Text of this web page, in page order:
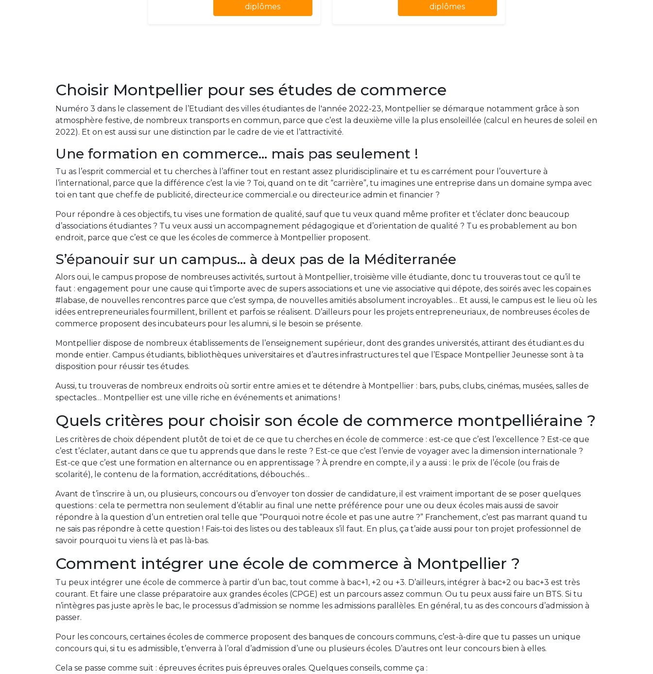
diplômes
diplômes
Choisir Montpellier pour ses études de commerce
Numéro 3 dans le classement de l’Etudiant des villes étudiantes de l'année 2022-23, Montpellier se démarque notamment grâce à son
atmosphère festive, de nombreux transports en commun, parce que c’est la deuxième ville la plus ensoleillée (calcul en heures de soleil en
2022). Et on est aussi sur une distinction par le cadre de vie et l’attractivité.
Une formation en commerce... mais pas seulement !
Tu as l’esprit commercial et tu cherches à l’affiner tout en restant assez pluridisciplinaire et tu es carrément pour l’ouverture à
l’international, parce que la différence c’est la vie ? Toi, quand on te dit “carrière”, tu imagines une entreprise dans un domaine sympa avec
toi en tant que chef.fe de publicité, directeur.ice commercial.e ou directeur.ice admin et financier ?
Pour répondre à ces objectifs, tu vises une formation de qualité, sauf que tu veux quand même profiter et t’éclater donc beaucoup
d’associations étudiantes ? Tu veux aussi un accompagnement pédagogique et d’orientation de qualité ? Tu es probablement au bon
endroit, parce que c’est ce que les écoles de commerce à Montpellier proposent.
S’épanouir sur un campus... à deux pas de la Méditerranée
Alors oui, le campus propose de nombreuses activités, surtout à Montpellier, troisième ville étudiante, donc tu trouveras tout ce qu’il te
faut : engagement pour une cause qui t’importe avec de supers associations et une vie associative qui dépote, des soirés avec les copain.es
#labase, de nouvelles rencontres parce que c’est sympa, de nouvelles amitiés absolument incroyables… Et aussi, le campus est le lieu où les
idées entrepreneuriales fourmillent, brillent et parfois se réalisent. D’ailleurs pour les projets entrepreneuriaux, de nombreuses écoles de
commerce proposent des incubateurs pour les alumni, si le besoin se présente.
Montpellier dispose de nombreux établissements de l’enseignement supérieur, dont des grandes universités, attirant des étudiant.es du
monde entier. Campus étudiants, bibliothèques universitaires et d’autres infrastructures tel que l’Espace Montpellier Jeunesse sont à ta
disposition pour réussir tes études.
Aussi, tu trouveras de nombreux endroits où sortir entre ami.es et te détendre à Montpellier : bars, pubs, clubs, cinémas, musées, salles de
spectacles… Montpellier est une ville riche en événements et animations !
Quels critères pour choisir son école de commerce montpelliéraine ?
Les critères de choix dépendent plutôt de toi et de ce que tu cherches en école de commerce : est-ce que c’est l’excellence ? Est-ce que
c’est t’éclater, autant dans ce que tu apprends que dans le reste ? Est-ce que c’est l’envie de voyager avec la dimension internationale ?
Est-ce que c’est une formation en alternance ou en apprentissage ? À prendre en compte, il y a aussi : le prix de l’école (ou frais de
scolarité), le contenu de la formation, accréditations, débouchés…
Avant de t’inscrire à un, ou plusieurs, concours ou d’envoyer ton dossier de candidature, il est vraiment important de se poser quelques
questions : cela te permettra non seulement d’établir au final une nette préférence pour une ou deux écoles mais aussi de savoir
répondre à la question d’un entretien oral telle que “Pourquoi notre école et pas une autre ?” Franchement, c’est pas marrant quand tu
ne sais pas répondre à cette question ! Fais-toi des listes ou des tableaux s’il faut. En plus, ça t’aide aussi pour ton projet professionnel de
savoir pourquoi tu viens là et pas là-bas.
Comment intégrer une école de commerce à Montpellier ?
Tu peux intégrer une école de commerce à partir d’un bac, tout comme à bac+1, +2 ou +3. D’ailleurs, intégrer à bac+2 ou bac+3 est très
courant. Et faire une classe préparatoire aux grandes écoles (CPGE) est un parcours assez commun. Ou tu peux aussi faire un BTS. Si tu
n’intègres pas juste après le bac, le processus d’admission se nomme les admissions parallèles. En général, tu as des concours d’admission à
passer.
Pour les concours, certaines écoles de commerce proposent des banques de concours communs, c’est-à-dire que tu passes un unique
concours qui, si tu es admissible, t’enverra à l’oral d’admission d’une ou plusieurs écoles. D’autres ont leur concours bien à elles.
Cela se passe comme suit : épreuves écrites puis épreuves orales. Quelques conseils, comme ça :